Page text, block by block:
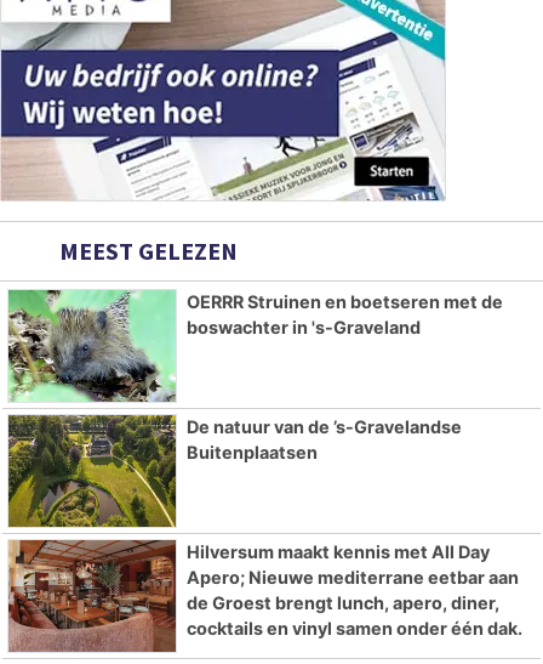
MEEST GELEZEN
OERRR Struinen en boetseren met de
boswachter in 's-Graveland
De natuur van de ’s-Gravelandse
Buitenplaatsen
Hilversum maakt kennis met All Day
Apero; Nieuwe mediterrane eetbar aan
de Groest brengt lunch, apero, diner,
cocktails en vinyl samen onder één dak.